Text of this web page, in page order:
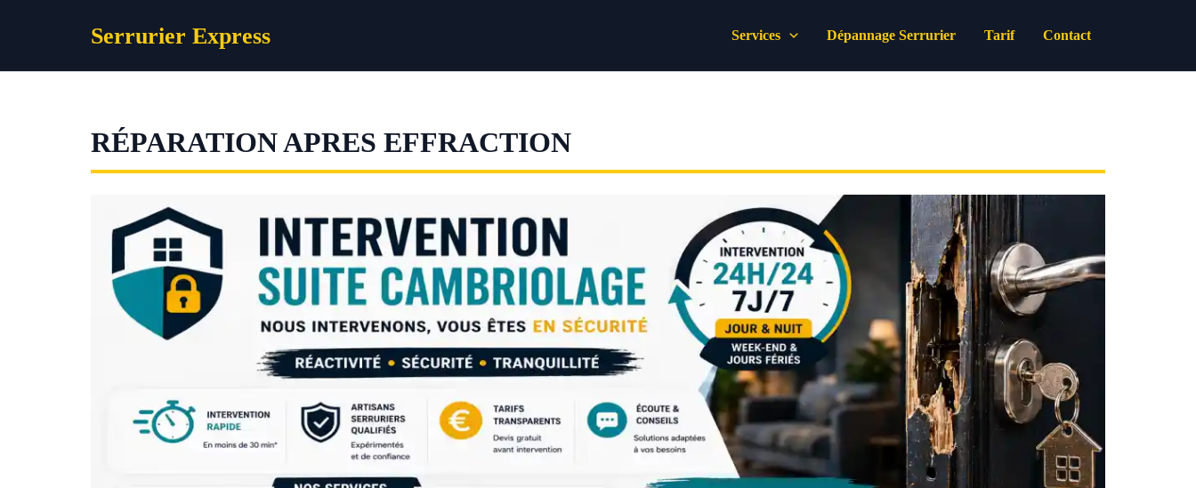
Serrurier Express Services Dépannage Serrurier Tarif Contact
RÉPARATION APRES EFFRACTION